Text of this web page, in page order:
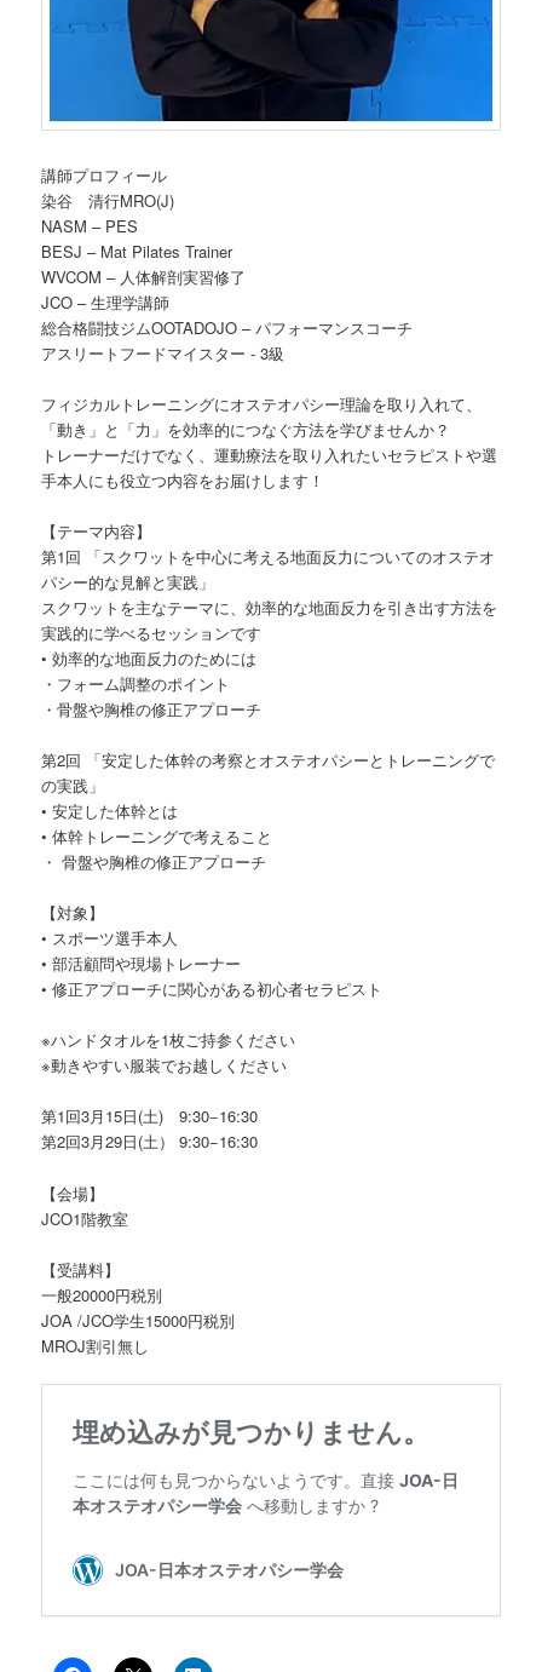
講師プロフィール
染谷 清行MRO(J)
NASM – PES
BESJ – Mat Pilates Trainer
WVCOM – 人体解剖実習修了
JCO – 生理学講師
総合格闘技ジムOOTADOJO – パフォーマンスコーチ
アスリートフードマイスター ‐ 3級
フィジカルトレーニングにオステオパシー理論を取り入れて、
「動き」と「力」を効率的につなぐ方法を学びませんか？
トレーナーだけでなく、運動療法を取り入れたいセラピストや選
手本人にも役立つ内容をお届けします！
【テーマ内容】
第1回 「スクワットを中心に考える地面反力についてのオステオ
パシー的な見解と実践」
スクワットを主なテーマに、効率的な地面反力を引き出す方法を
実践的に学べるセッションです
• 効率的な地面反力のためには
・フォーム調整のポイント
・骨盤や胸椎の修正アプローチ
第2回 「安定した体幹の考察とオステオパシーとトレーニングで
の実践」
• 安定した体幹とは
• 体幹トレーニングで考えること
・ 骨盤や胸椎の修正アプローチ
【対象】
• スポーツ選手本人
• 部活顧問や現場トレーナー
• 修正アプローチに関心がある初心者セラピスト
※ハンドタオルを1枚ご持参ください
※動きやすい服装でお越しください
第1回3月15日(土) 9:30−16:30
第2回3月29日(土） 9:30−16:30
【会場】
JCO1階教室
【受講料】
一般20000円税別
JOA /JCO学生15000円税別
MROJ割引無し